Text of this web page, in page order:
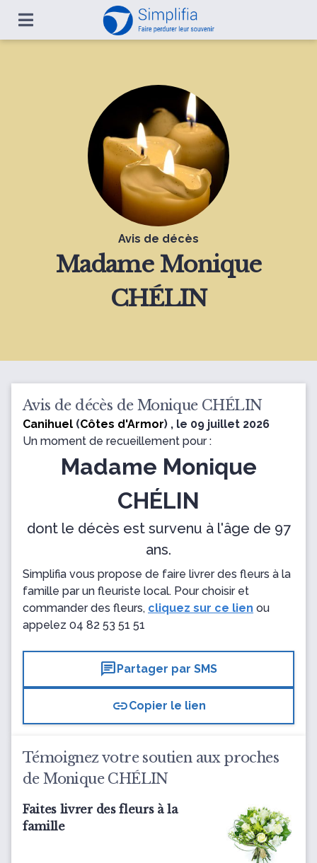
Avis de décès
Madame Monique
CHÉLIN
Avis de décès de Monique CHÉLIN
Canihuel (Côtes d'Armor) , le 09 juillet 2026
Un moment de recueillement pour :
Madame Monique
CHÉLIN
dont le décès est survenu à l'âge de 97
ans.
Simplifia vous propose de faire livrer des fleurs à la
famille par un fleuriste local. Pour choisir et
commander des fleurs, cliquez sur ce lien ou
appelez 04 82 53 51 51
chatPartager par SMS
linkCopier le lien
Témoignez votre soutien aux proches
de Monique CHÉLIN
Faites livrer des fleurs à la
famille